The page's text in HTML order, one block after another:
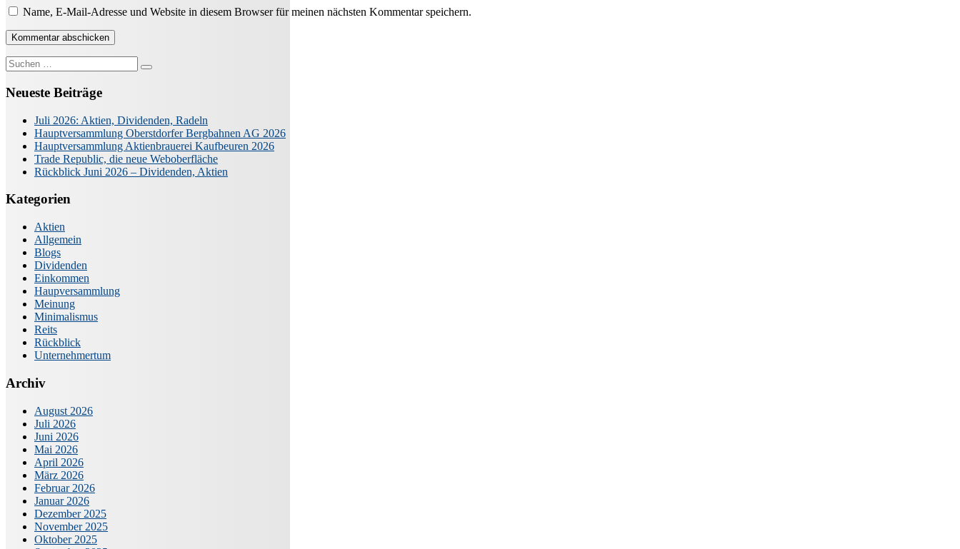
Name, E-Mail-Adresse und Website in diesem Browser für meinen nächsten Kommentar speichern.
Suche
nach:
Neueste Beiträge
Juli 2026: Aktien, Dividenden, Radeln
Hauptversammlung Oberstdorfer Bergbahnen AG 2026
Hauptversammlung Aktienbrauerei Kaufbeuren 2026
Trade Republic, die neue Weboberfläche
Rückblick Juni 2026 – Dividenden, Aktien
Kategorien
Aktien
Allgemein
Blogs
Dividenden
Einkommen
Haupversammlung
Meinung
Minimalismus
Reits
Rückblick
Unternehmertum
Archiv
August 2026
Juli 2026
Juni 2026
Mai 2026
April 2026
März 2026
Februar 2026
Januar 2026
Dezember 2025
November 2025
Oktober 2025